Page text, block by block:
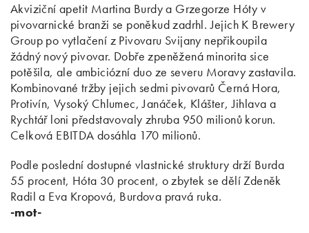
Akviziční apetit Martina Burdy a Grzegorze Hóty v
pivovarnické branži se poněkud zadrhl. Jejich K Brewery
Group po vytlačení z Pivovaru Svijany nepřikoupila
žádný nový pivovar. Dobře zpeněžená minorita sice
potěšila, ale ambiciózní duo ze severu Moravy zastavila.
Kombinované tržby jejich sedmi pivovarů Černá Hora,
Protivín, Vysoký Chlumec, Janáček, Klášter, Jihlava a
Rychtář loni představovaly zhruba 950 milionů korun.
Celková EBITDA dosáhla 170 milionů.
Podle poslední dostupné vlastnické struktury drží Burda
55 procent, Hóta 30 procent, o zbytek se dělí Zdeněk
Radil a Eva Kropová, Burdova pravá ruka.
-mot-